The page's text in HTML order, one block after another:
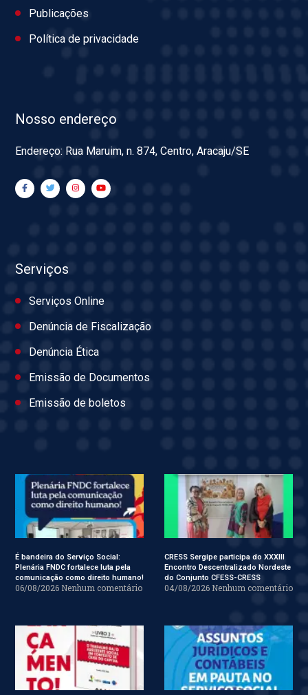
Publicações
Política de privacidade
Nosso endereço
Endereço: Rua Maruim, n. 874, Centro, Aracaju/SE
Serviços
Serviços Online
Denúncia de Fiscalização
Denúncia Ética
Emissão de Documentos
Emissão de boletos
É bandeira do Serviço Social:
Plenária FNDC fortalece luta pela
comunicação como direito humano!
06/08/2026 Nenhum comentário
CRESS Sergipe participa do XXXIII
Encontro Descentralizado Nordeste
do Conjunto CFESS-CRESS
04/08/2026 Nenhum comentário